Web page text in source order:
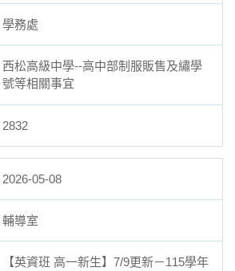
學務處
西松高級中學--高中部制服販售及繡學
號等相關事宜
2832
2026-05-08
輔導室
【英資班 高一新生】7/9更新－115學年